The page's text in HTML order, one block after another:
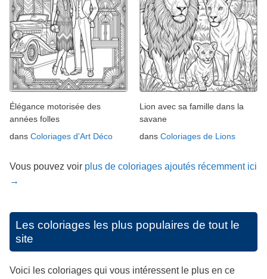
Élégance motorisée des
années folles
dans Coloriages d'Art Déco
Lion avec sa famille dans la
savane
dans Coloriages de Lions
Vous pouvez voir plus de coloriages ajoutés récemment ici
→
Les coloriages les plus populaires de tout le
site
Voici les coloriages qui vous intéressent le plus en ce